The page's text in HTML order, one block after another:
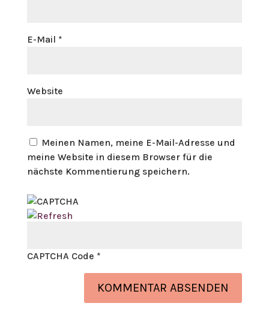
E-Mail *
Website
Meinen Namen, meine E-Mail-Adresse und
meine Website in diesem Browser für die
nächste Kommentierung speichern.
CAPTCHA Code *